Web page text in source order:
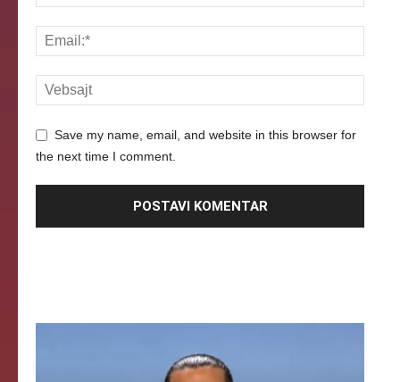
Save my name, email, and website in this browser for
the next time I comment.